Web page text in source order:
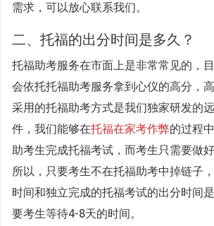
需求，可以放心联系我们。
二、托福的出分时间是多久？
托福助考服务在市面上是非常常见的，
会依托托福助考服务拿到心仪的高分，
采用的托福助考方式是我们独家研发的
件，我们能够在托福在家考作弊的过程
助考生完成托福考试，而考生只需要做
所以，只要考生不在托福助考中掉链子
时间和独立完成的托福考试的出分时间
要考生等待4-8天的时间。